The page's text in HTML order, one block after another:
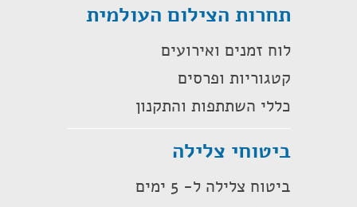
תחרות הצילום העולמית
לוח זמנים ואירועים
קטגוריות ופרסים
כללי השתתפות והתקנון
ביטוחי צלילה
ביטוח צלילה ל- 5 ימים